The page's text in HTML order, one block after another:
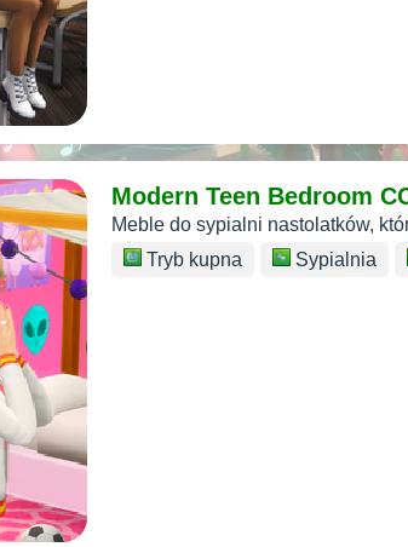
Modern Teen Bedroom
Meble do sypialni nastolatków,
Tryb kupna
Sypialnia